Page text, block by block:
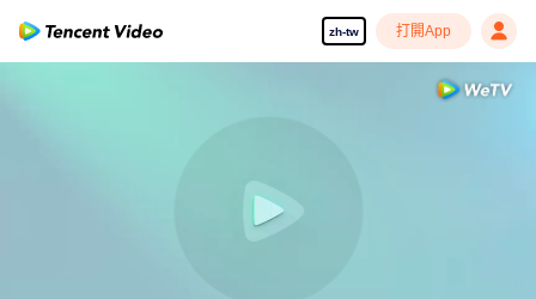
zh-tw 打開App